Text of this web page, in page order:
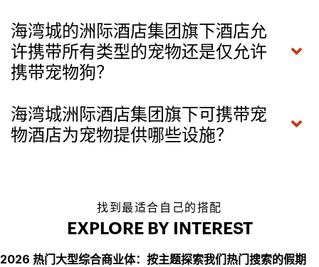
海湾城的洲际酒店集团旗下酒店允
许携带所有类型的宠物还是仅允许
携带宠物狗？
海湾城洲际酒店集团旗下可携带宠
物酒店为宠物提供哪些设施？
找到最适合自己的搭配
EXPLORE BY INTEREST
2026 热门大型综合商业体：按主题探索我们热门搜索的假期